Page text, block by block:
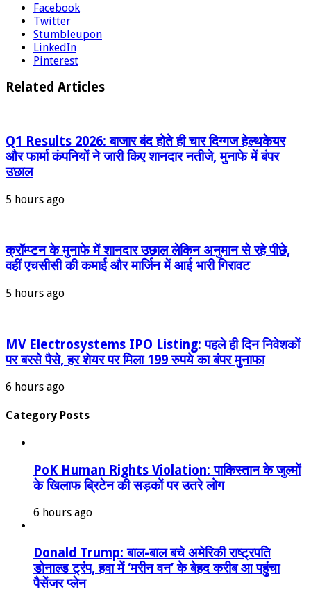
Facebook
Twitter
Stumbleupon
LinkedIn
Pinterest
Related Articles
Q1 Results 2026: बाजार बंद होते ही चार दिग्गज हेल्थकेयर
और फार्मा कंपनियों ने जारी किए शानदार नतीजे, मुनाफे में बंपर
उछाल
5 hours ago
क्रॉम्प्टन के मुनाफे में शानदार उछाल लेकिन अनुमान से रहे पीछे,
वहीं एचसीसी की कमाई और मार्जिन में आई भारी गिरावट
5 hours ago
MV Electrosystems IPO Listing: पहले ही दिन निवेशकों
पर बरसे पैसे, हर शेयर पर मिला 199 रुपये का बंपर मुनाफा
6 hours ago
Category Posts
PoK Human Rights Violation: पाकिस्तान के जुल्मों
के खिलाफ ब्रिटेन की सड़कों पर उतरे लोग
6 hours ago
Donald Trump: बाल-बाल बचे अमेरिकी राष्ट्रपति
डोनाल्ड ट्रंप, हवा में ‘मरीन वन’ के बेहद करीब आ पहुंचा
पैसेंजर प्लेन